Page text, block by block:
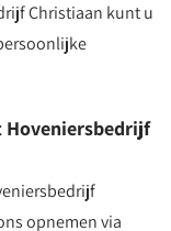
Christiaan kunt u
Hoveniersbedrijf
opnemen via